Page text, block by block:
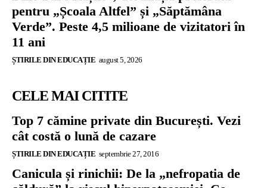
pentru „Școala Altfel” și „Săptămâna
Verde”. Peste 4,5 milioane de vizitatori în
11 ani
ȘTIRILE DIN EDUCAȚIE august 5, 2026
CELE MAI CITITE
Top 7 cămine private din București. Vezi
cât costă o lună de cazare
ȘTIRILE DIN EDUCAȚIE septembrie 27, 2016
Canicula și rinichii: De la „nefropatia de